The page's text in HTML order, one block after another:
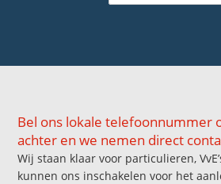
Bel ons lokale telefoonnummer
achter en we nemen direct
Wij staan klaar voor particulieren,
kunnen ons inschakelen voor het